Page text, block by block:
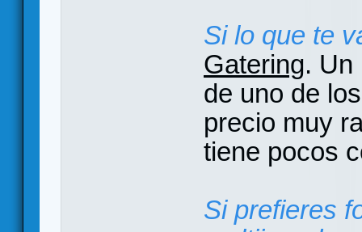
Si lo que te
Gatering. Un
de uno de
precio muy
tiene pocos
Si prefieres